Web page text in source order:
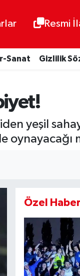
Resmi
Sanat Gizlilik
yeşil
Özel Haber